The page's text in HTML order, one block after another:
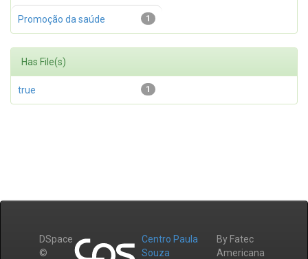
1
Promoção da saúde
Has File(s)
1
true
DSpace
©
Centro Paula
Souza
By Fatec
Americana